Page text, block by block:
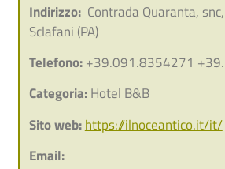
Indirizzo:Contrada Quaranta,
Sclafani (PA)
Telefono:+39.091.8354271
Categoria:Hotel B&B
Sito web: https://ilnoceantico.it/it/
Email: